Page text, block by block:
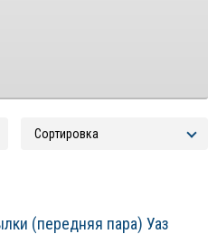
(передняя пара) Уаз